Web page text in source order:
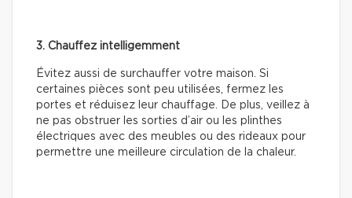
3. Chauffez intelligemment
Évitez aussi de surchauffer votre maison. Si
certaines pièces sont peu utilisées, fermez les
portes et réduisez leur chauffage. De plus, veillez à
ne pas obstruer les sorties d’air ou les plinthes
électriques avec des meubles ou des rideaux pour
permettre une meilleure circulation de la chaleur.